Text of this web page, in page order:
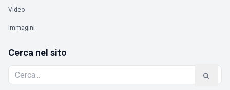
Video
Immagini
Cerca nel sito